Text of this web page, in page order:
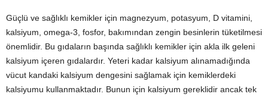
Güçlü ve sağlıklı kemikler için magnezyum, potasyum, D vitamini,
kalsiyum, omega-3, fosfor, bakımından zengin besinlerin tüketilmesi
önemlidir. Bu gıdaların başında sağlıklı kemikler için akla ilk geleni
kalsiyum içeren gıdalardır. Yeteri kadar kalsiyum alınamadığında
vücut kandaki kalsiyum dengesini sağlamak için kemiklerdeki
kalsiyumu kullanmaktadır. Bunun için kalsiyum gereklidir ancak tek